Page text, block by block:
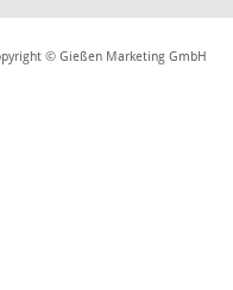
© Gießen Marketing GmbH